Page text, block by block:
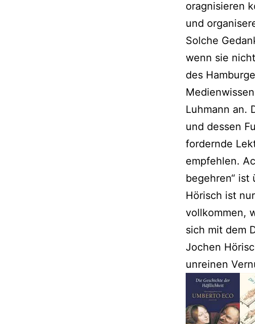
oragnisieren
und
Solche
wenn sie
des
Luhmann an.
und dessen
fordernde
empfehlen.
begehren“ ist
Hörisch ist
vollkommen,
sich mit dem
Jochen
unreinen